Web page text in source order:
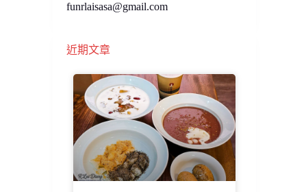
funrlaisasa@gmail.com
近期文章